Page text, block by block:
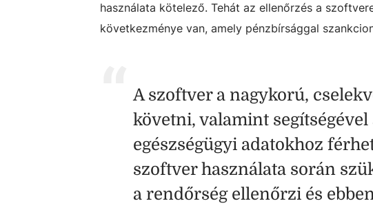
használata kötelező. Tehát az ellenőrzés a
következménye van, amely pénzbírsággal
A szoftver a nagykorú,
követni, valamint segítségével
egészségügyi adatokhoz
szoftver használata során
a rendőrség ellenőrzi és